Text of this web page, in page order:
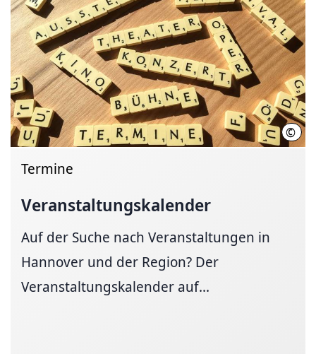
©
Termine
Veranstaltungskalender
Auf der Suche nach Veranstaltungen in
Hannover und der Region? Der
Veranstaltungskalender auf...